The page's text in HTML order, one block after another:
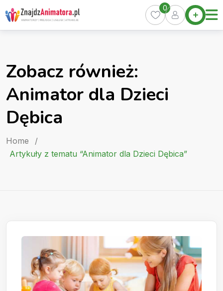
Skip
to
content
Home
Oferty
Kurs
0
Zobacz również:
Animator dla Dzieci
Dębica
Home
/
Artykuły z tematu “Animator dla Dzieci Dębica”